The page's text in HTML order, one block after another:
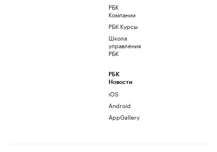
РБК
Компании
РБК Курсы
Школа
управления
РБК
РБК
Новости
iOS
Android
AppGallery